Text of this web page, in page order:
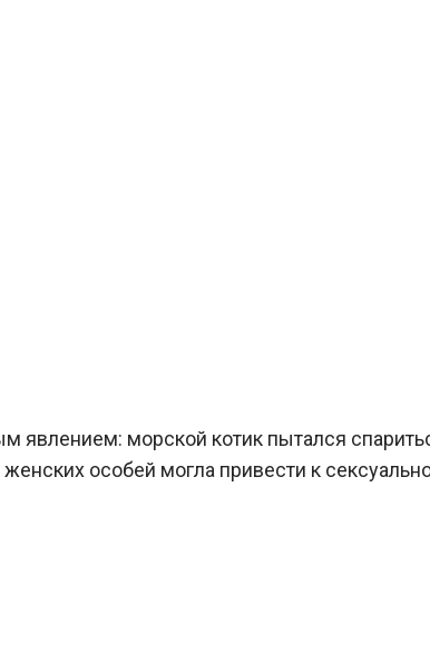
явлением: морской котик пытался
особей могла привести к